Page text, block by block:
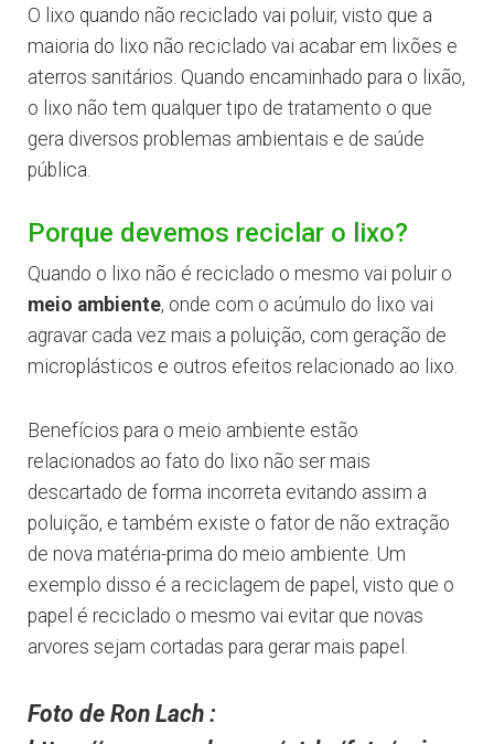
O lixo quando não reciclado vai poluir, visto que a
maioria do lixo não reciclado vai acabar em lixões e
aterros sanitários. Quando encaminhado para o lixão,
o lixo não tem qualquer tipo de tratamento o que
gera diversos problemas ambientais e de saúde
pública.
Porque devemos reciclar o lixo?
Quando o lixo não é reciclado o mesmo vai poluir o
meio ambiente, onde com o acúmulo do lixo vai
agravar cada vez mais a poluição, com geração de
microplásticos e outros efeitos relacionado ao lixo.
Benefícios para o meio ambiente estão
relacionados ao fato do lixo não ser mais
descartado de forma incorreta evitando assim a
poluição, e também existe o fator de não extração
de nova matéria-prima do meio ambiente. Um
exemplo disso é a reciclagem de papel, visto que o
papel é reciclado o mesmo vai evitar que novas
arvores sejam cortadas para gerar mais papel.
Foto de Ron Lach :